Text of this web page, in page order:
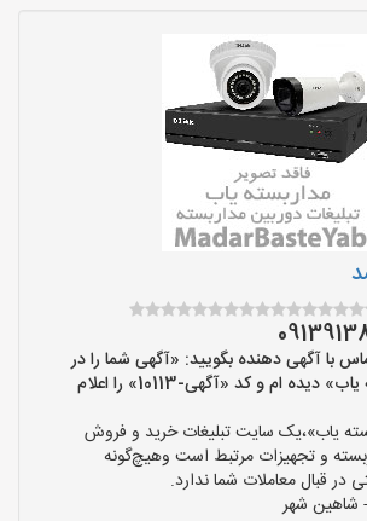
با آگهی دهنده بگویید: «آگهی شما را در
سایت «مداربسته یاب» دیده ام و کد «آگهی-10113» را اعلام
یاب»،یک سایت تبلیغات خرید و فروش
و تجهیزات مرتبط است وهیچ‌گونه
در قبال معاملات شما ندارد.
شاهین شهر